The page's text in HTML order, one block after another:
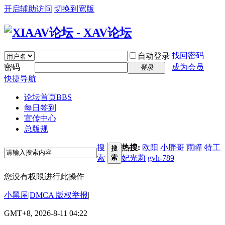
开启辅助访问 切换到宽版
自动登录 找回密码
密码
登录
成为会员
快捷导航
论坛首页BBS
每日签到
宣传中心
总版规
搜
索
搜
索
热搜: 欧阳 小胖哥 雨瞳 特工
妃光莉 gvh-789
您没有权限进行此操作
小黑屋|DMCA 版权举报|
GMT+8, 2026-8-11 04:22